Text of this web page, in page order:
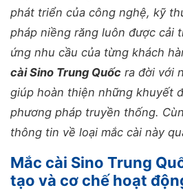
phát triển của công nghệ, kỹ
pháp niềng răng luôn được cải
ứng nhu cầu của từng khách
cài Sino Trung Quốc ra đời với
giúp hoàn thiện những khuyết
phương pháp truyền thống.
thông tin về loại mắc cài này
Mắc cài Sino Trung
tạo và cơ chế hoạt